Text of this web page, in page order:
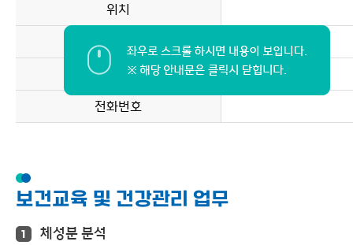
위치
이용시간
운영제외
전화번호
보건교육 및 건강관리 업무
1 체성분 분석